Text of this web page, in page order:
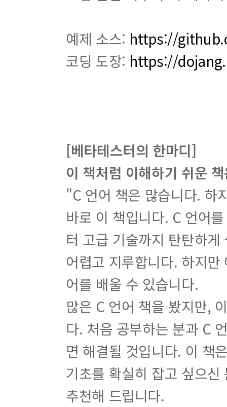
예제 소스: https://
코딩 도장: https://
[베타테스터의 한마디]
이 책처럼 이해하기 쉬운
"C 언어 책은 많습니다. 하
바로 이 책입니다. C 언어
터 고급 기술까지 탄탄하
어렵고 지루합니다. 하지
어를 배울 수 있습니다.
많은 C 언어 책을 봤지만,
다. 처음 공부하는 분과 C
면 해결될 것입니다. 이 책
기초를 확실히 잡고 싶으
추천해 드립니다.